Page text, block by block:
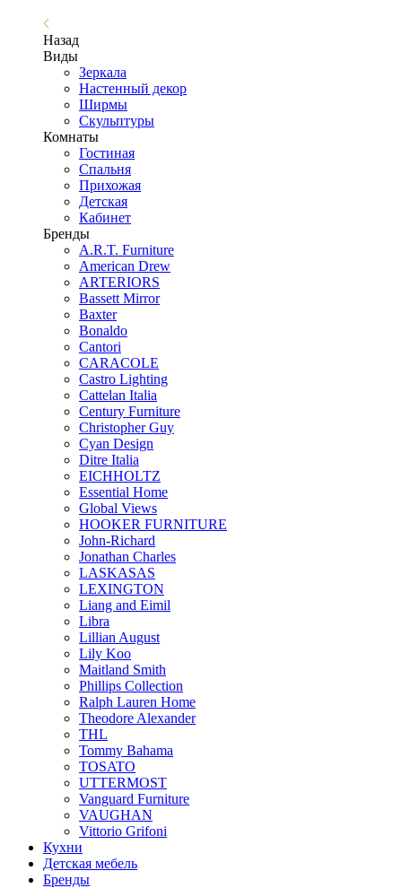
Назад
Виды
Зеркала
Настенный декор
Ширмы
Скульптуры
Комнаты
Гостиная
Спальня
Прихожая
Детская
Кабинет
Бренды
A.R.T. Furniture
American Drew
ARTERIORS
Bassett Mirror
Baxter
Bonaldo
Cantori
CARACOLE
Castro Lighting
Cattelan Italia
Century Furniture
Christopher Guy
Cyan Design
Ditre Italia
EICHHOLTZ
Essential Home
Global Views
HOOKER FURNITURE
John-Richard
Jonathan Charles
LASKASAS
LEXINGTON
Liang and Eimil
Libra
Lillian August
Lily Koo
Maitland Smith
Phillips Collection
Ralph Lauren Home
Theodore Alexander
THL
Tommy Bahama
TOSATO
UTTERMOST
Vanguard Furniture
VAUGHAN
Vittorio Grifoni
Кухни
Детская мебель
Бренды